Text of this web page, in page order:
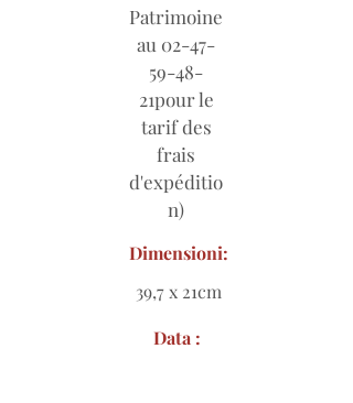
Patrimoine
au 02-47-
59-48-
21pour le
tarif des
frais
d'expéditio
n)
Dimensioni:
39,7 x 21cm
Data :